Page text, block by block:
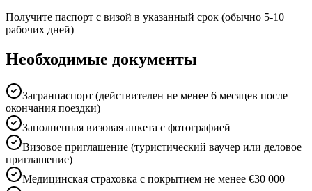
Получите паспорт с визой в указанный срок (обычно 5-10
рабочих дней)
Необходимые документы
Загранпаспорт (действителен не менее 6 месяцев после
окончания поездки)
Заполненная визовая анкета с фотографией
Визовое приглашение (туристический ваучер или деловое
приглашение)
Медицинская страховка с покрытием не менее €30 000